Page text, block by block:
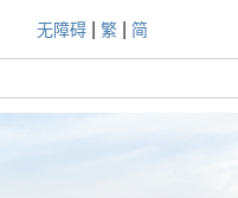
无障碍 繁 简